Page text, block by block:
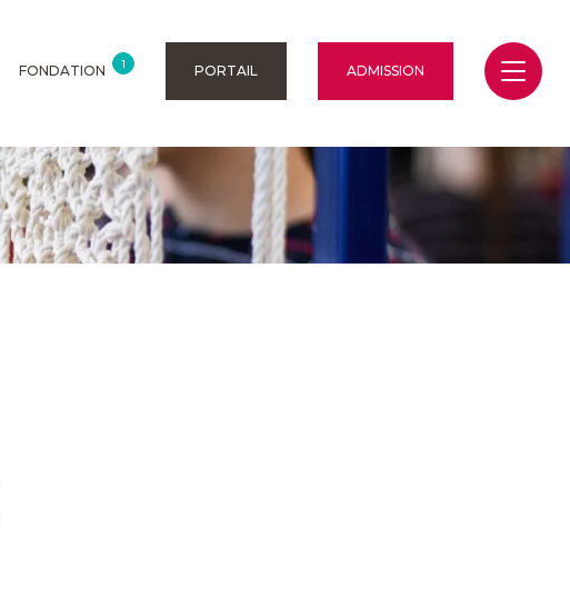
FONDATION 1 PORTAIL ADMISSION